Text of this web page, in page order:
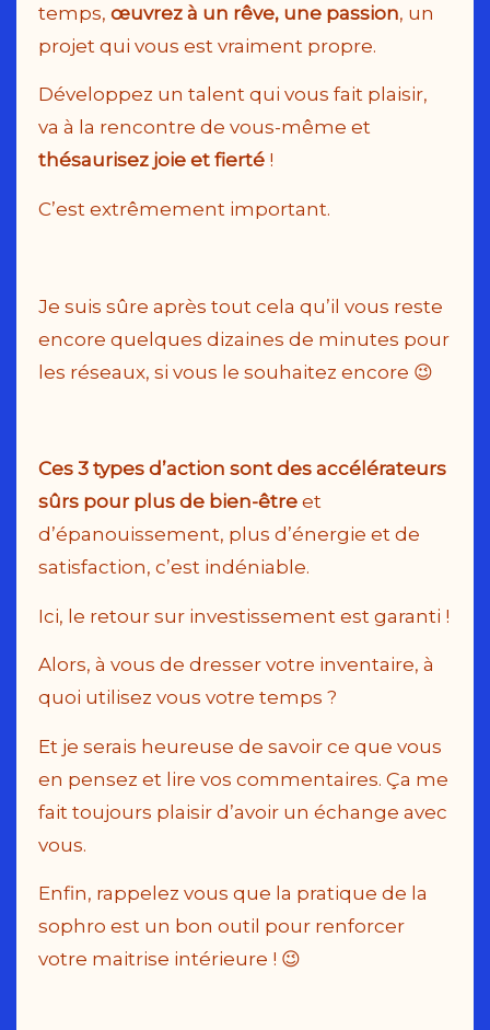
temps, œuvrez à un rêve, une passion, un
projet qui vous est vraiment propre.
Développez un talent qui vous fait plaisir,
va à la rencontre de vous-même et
thésaurisez joie et fierté !
C’est extrêmement important.
Je suis sûre après tout cela qu’il vous reste
encore quelques dizaines de minutes pour
les réseaux, si vous le souhaitez encore 😉
Ces 3 types d’action sont des accélérateurs
sûrs pour plus de bien-être et
d’épanouissement, plus d’énergie et de
satisfaction, c’est indéniable.
Ici, le retour sur investissement est garanti !
Alors, à vous de dresser votre inventaire, à
quoi utilisez vous votre temps ?
Et je serais heureuse de savoir ce que vous
en pensez et lire vos commentaires. Ça me
fait toujours plaisir d’avoir un échange avec
vous.
Enfin, rappelez vous que la pratique de la
sophro est un bon outil pour renforcer
votre maitrise intérieure ! 😉